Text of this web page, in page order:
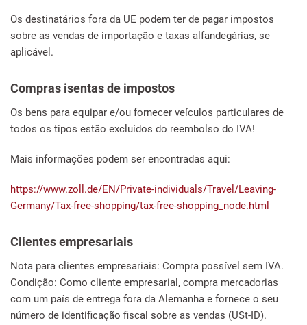
Os destinatários fora da UE podem ter de pagar impostos
sobre as vendas de importação e taxas alfandegárias, se
aplicável.
Compras isentas de impostos
Os bens para equipar e/ou fornecer veículos particulares de
todos os tipos estão excluídos do reembolso do IVA!
Mais informações podem ser encontradas aqui:
https://www.zoll.de/EN/Private-individuals/Travel/Leaving-
Germany/Tax-free-shopping/tax-free-shopping_node.html
Clientes empresariais
Nota para clientes empresariais: Compra possível sem IVA.
Condição: Como cliente empresarial, compra mercadorias
com um país de entrega fora da Alemanha e fornece o seu
número de identificação fiscal sobre as vendas (USt-ID).